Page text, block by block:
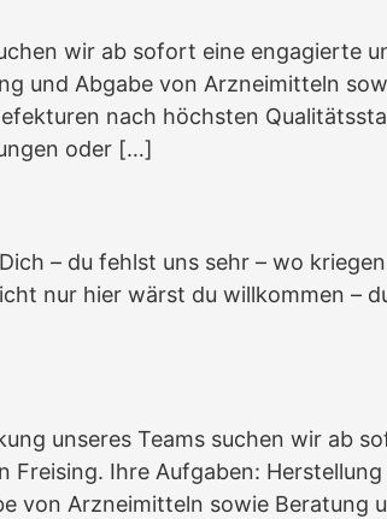
wir ab sofort eine engagierte
und Abgabe von Arzneimitteln
nach höchsten
oder […]
– du fehlst uns sehr – wo
nur hier wärst du willkommen –
unseres Teams suchen wir ab
Ihre Aufgaben: Herstellung
von Arzneimitteln sowie Beratung